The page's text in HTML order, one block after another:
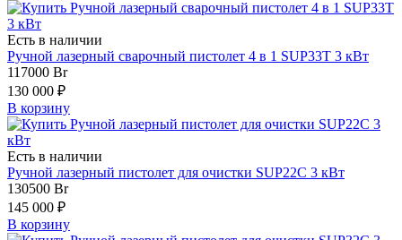
Есть в наличии
Ручной лазерный сварочный пистолет 4 в 1 SUP33T 3 кВт
117000 Br
130 000 ₽
В корзину
Есть в наличии
Ручной лазерный пистолет для очистки SUP22C 3 кВт
130500 Br
145 000 ₽
В корзину